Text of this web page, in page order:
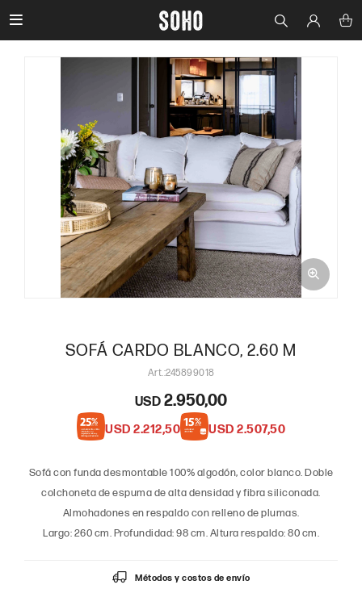

SOFÁ CARDO BLANCO, 2.60 M
245899018
USD 2.950,00
USD 2.212,50 USD 2.507,50
Sofá con funda desmontable 100% algodón, color blanco. Doble
colchoneta de espuma de alta densidad y fibra siliconada.
Almohadones en respaldo con relleno de plumas.
Largo: 260 cm. Profundidad: 98 cm. Altura respaldo: 80 cm.
Métodos y costos de envío